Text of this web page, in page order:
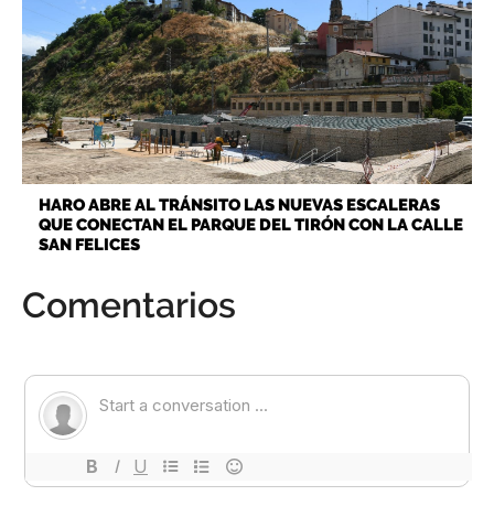
HARO ABRE AL TRÁNSITO LAS NUEVAS ESCALERAS
QUE CONECTAN EL PARQUE DEL TIRÓN CON LA CALLE
SAN FELICES
Comentarios